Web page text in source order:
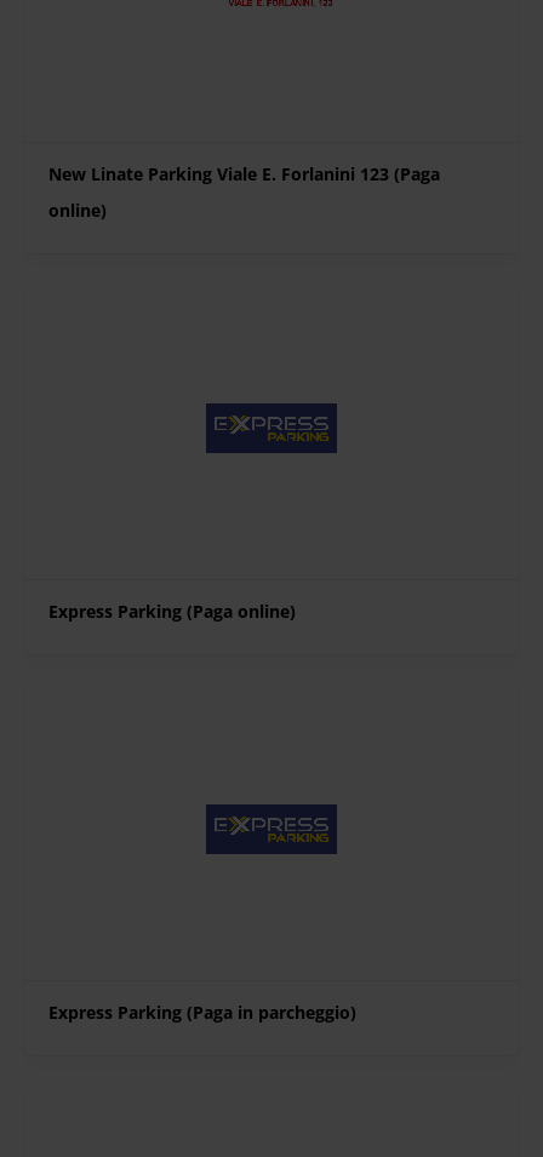
New Linate Parking Viale E. Forlanini 123 (Paga
online)
Express Parking (Paga online)
Express Parking (Paga in parcheggio)